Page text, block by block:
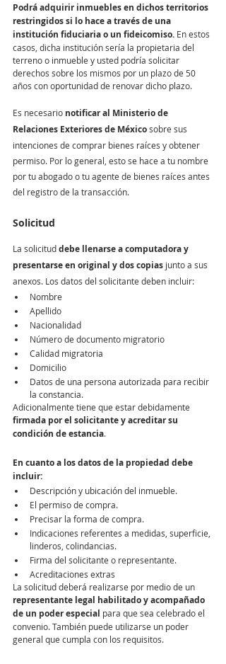
Podrá adquirir inmuebles en dichos territorios
restringidos si lo hace a través de una
institución fiduciaria o un fideicomiso. En estos
casos, dicha institución sería la propietaria del
terreno o inmueble y usted podría solicitar
derechos sobre los mismos por un plazo de 50
años con oportunidad de renovar dicho plazo.
Es necesario notificar al Ministerio de
Relaciones Exteriores de México sobre sus
intenciones de comprar bienes raíces y obtener
permiso. Por lo general, esto se hace a tu nombre
por tu abogado o tu agente de bienes raíces antes
del registro de la transacción.
Solicitud
La solicitud debe llenarse a computadora y
presentarse en original y dos copias junto a sus
anexos. Los datos del solicitante deben incluir:
Nombre
Apellido
Nacionalidad
Número de documento migratorio
Calidad migratoria
Domicilio
Datos de una persona autorizada para recibir
la constancia.
Adicionalmente tiene que estar debidamente
firmada por el solicitante y acreditar su
condición de estancia.
En cuanto a los datos de la propiedad debe
incluir:
Descripción y ubicación del inmueble.
El permiso de compra.
Precisar la forma de compra.
Indicaciones referentes a medidas, superficie,
linderos, colindancias.
Firma del solicitante o representante.
Acreditaciones extras
La solicitud deberá realizarse por medio de un
representante legal habilitado y acompañado
de un poder especial para que sea celebrado el
convenio. También puede utilizarse un poder
general que cumpla con los requisitos.